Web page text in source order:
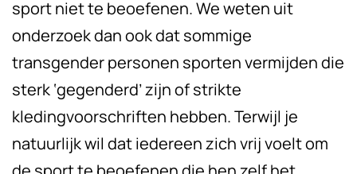
sport niet te beoefenen. We weten uit
onderzoek dan ook dat sommige
transgender personen sporten vermijden die
sterk ‘gegenderd’ zijn of strikte
kledingvoorschriften hebben. Terwijl je
natuurlijk wil dat iedereen zich vrij voelt om